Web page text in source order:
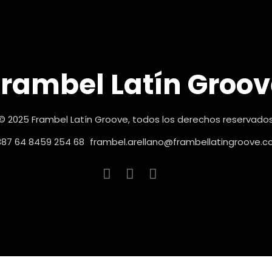
Latín
2025 Frambel Latín Groove, todos los derechos
64 8459 254 68